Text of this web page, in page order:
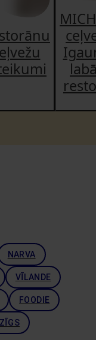
NARVA
VĪLANDE
FOODIE